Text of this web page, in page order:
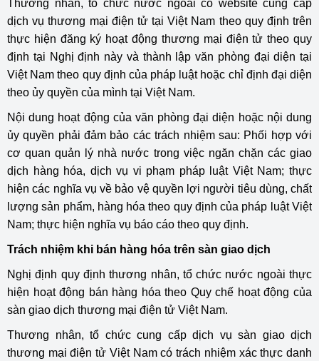
Thương nhân, tổ chức nước ngoài có website cung cấp
dịch vụ thương mại điện tử tại Việt Nam theo quy định trên
thực hiện đăng ký hoạt động thương mại điện tử theo quy
định tại Nghị định này và thành lập văn phòng đại diện tại
Việt Nam theo quy định của pháp luật hoặc chỉ định đại diện
theo ủy quyền của mình tại Việt Nam.
Nội dung hoạt động của văn phòng đại diện hoặc nội dung
ủy quyền phải đảm bảo các trách nhiệm sau: Phối hợp với
cơ quan quản lý nhà nước trong việc ngăn chặn các giao
dịch hàng hóa, dịch vụ vi phạm pháp luật Việt Nam; thực
hiện các nghĩa vụ về bảo vệ quyền lợi người tiêu dùng, chất
lượng sản phẩm, hàng hóa theo quy định của pháp luật Việt
Nam; thực hiện nghĩa vụ báo cáo theo quy định.
Trách nhiệm khi bán hàng hóa trên sàn giao dịch
Nghị định quy định thương nhân, tổ chức nước ngoài thực
hiện hoạt động bán hàng hóa theo Quy chế hoạt động của
sàn giao dịch thương mại điện tử Việt Nam.
Thương nhân, tổ chức cung cấp dịch vụ sàn giao dịch
thương mại điện tử Việt Nam có trách nhiệm xác thực danh